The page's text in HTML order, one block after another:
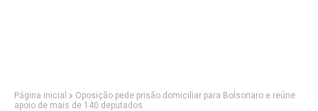
Página inicial
Oposição pede prisão domiciliar para Bolsonaro e reúne
apoio de mais de 140 deputados